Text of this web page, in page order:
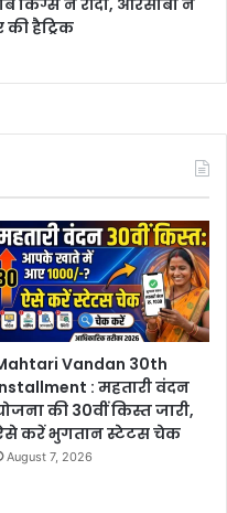
हैट्रिक
Vandan 30th
: महतारी वंदन
की 30वीं किस्त जारी,
करें भुगतान स्टेटस चेक
August 7, 2026